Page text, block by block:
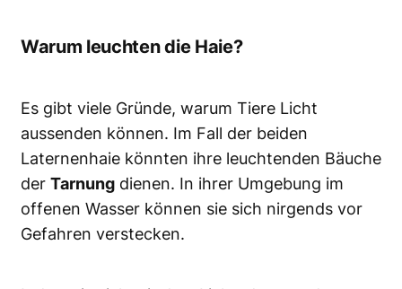
Warum leuchten die Haie?
Es gibt viele Gründe, warum Tiere Licht
aussenden können. Im Fall der beiden
Laternenhaie könnten ihre leuchtenden Bäuche
der Tarnung dienen. In ihrer Umgebung im
offenen Wasser können sie sich nirgends vor
Gefahren verstecken.